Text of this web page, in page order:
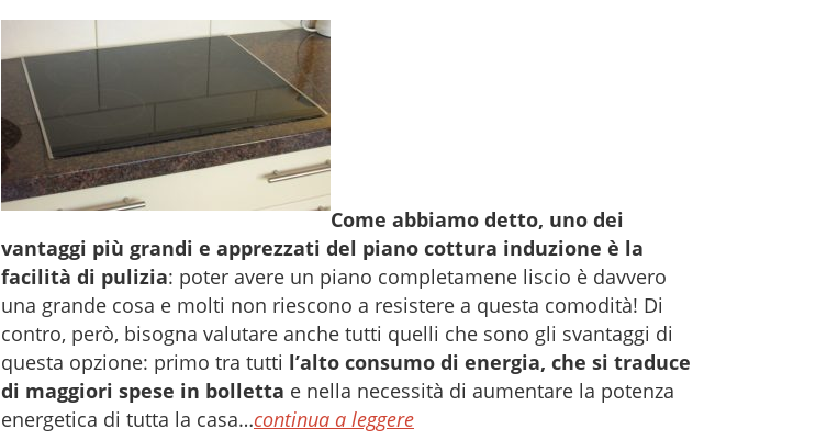
Come abbiamo detto, uno dei
vantaggi più grandi e apprezzati del piano cottura induzione è la
facilità di pulizia: poter avere un piano completamene liscio è davvero
una grande cosa e molti non riescono a resistere a questa comodità! Di
contro, però, bisogna valutare anche tutti quelli che sono gli svantaggi di
questa opzione: primo tra tutti l’alto consumo di energia, che si traduce
di maggiori spese in bolletta e nella necessità di aumentare la potenza
energetica di tutta la casa…continua a leggere